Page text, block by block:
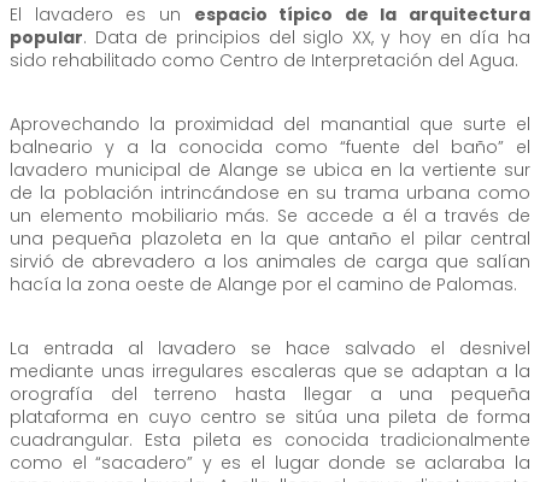
El lavadero es un espacio típico de la arquitectura
popular. Data de principios del siglo XX, y hoy en día ha
sido rehabilitado como Centro de Interpretación del Agua.
Aprovechando la proximidad del manantial que surte el
balneario y a la conocida como “fuente del baño” el
lavadero municipal de Alange se ubica en la vertiente sur
de la población intrincándose en su trama urbana como
un elemento mobiliario más. Se accede a él a través de
una pequeña plazoleta en la que antaño el pilar central
sirvió de abrevadero a los animales de carga que salían
hacía la zona oeste de Alange por el camino de Palomas.
La entrada al lavadero se hace salvado el desnivel
mediante unas irregulares escaleras que se adaptan a la
orografía del terreno hasta llegar a una pequeña
plataforma en cuyo centro se sitúa una pileta de forma
cuadrangular. Esta pileta es conocida tradicionalmente
como el “sacadero” y es el lugar donde se aclaraba la